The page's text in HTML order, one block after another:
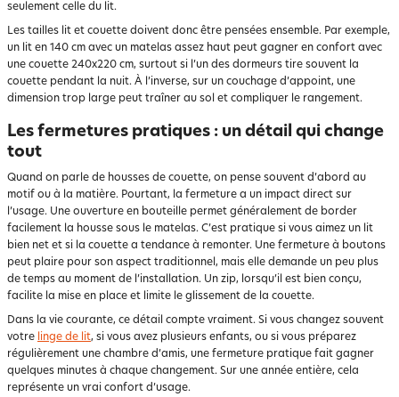
seulement celle du lit.
Les tailles lit et couette doivent donc être pensées ensemble. Par exemple,
un lit en 140 cm avec un matelas assez haut peut gagner en confort avec
une couette 240x220 cm, surtout si l’un des dormeurs tire souvent la
couette pendant la nuit. À l’inverse, sur un couchage d’appoint, une
dimension trop large peut traîner au sol et compliquer le rangement.
Les fermetures pratiques : un détail qui change
tout
Quand on parle de housses de couette, on pense souvent d’abord au
motif ou à la matière. Pourtant, la fermeture a un impact direct sur
l’usage. Une ouverture en bouteille permet généralement de border
facilement la housse sous le matelas. C’est pratique si vous aimez un lit
bien net et si la couette a tendance à remonter. Une fermeture à boutons
peut plaire pour son aspect traditionnel, mais elle demande un peu plus
de temps au moment de l’installation. Un zip, lorsqu’il est bien conçu,
facilite la mise en place et limite le glissement de la couette.
Dans la vie courante, ce détail compte vraiment. Si vous changez souvent
votre linge de lit, si vous avez plusieurs enfants, ou si vous préparez
régulièrement une chambre d’amis, une fermeture pratique fait gagner
quelques minutes à chaque changement. Sur une année entière, cela
représente un vrai confort d’usage.